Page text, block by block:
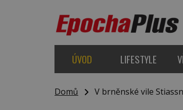
ÚVOD LIFESTYLE
Domů V brněnské vile